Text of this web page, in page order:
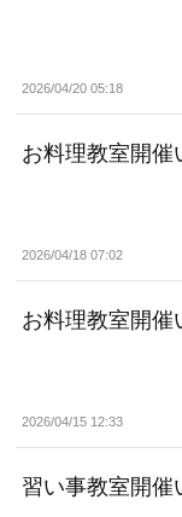
2026/04/20 05:18
お料理教室開催
2026/04/18 07:02
お料理教室開催
2026/04/15 12:33
習い事教室開催